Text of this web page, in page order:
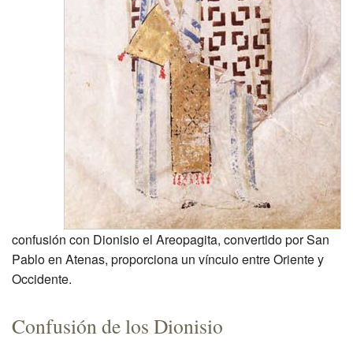
confusión con Dionisio el Areopagita, convertido por San
Pablo en Atenas, proporciona un vínculo entre Oriente y
Occidente.
Confusión de los Dionisio